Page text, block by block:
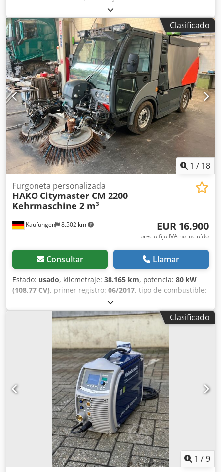
impresión y aplicación de etiquetas de alta precisión, ideal
para líneas de envasado y logística. Marca: MARKEM IMAJE
Modelo: Serie 2200 Crsdszgtw Hepfx Ah Dof Sistema de
aplicación: Kit TAMP BLOW Estado: Usado Año de
fabricación: 2013 Rendimiento máximo: Hasta 125
etiquetas por minuto Cumplimiento de códigos: Códigos
de barras que cumplen con los grados A y B de la norma
ANSI Estándar logístico: Cumple con la norma
internacional GS1 No dude en ponerse en contacto con
nosotros para obtener más información.
Clasificado
1 / 18
Kaufungen 8.502 km
Furgoneta personalizada
HAKO Citymaster CM 2200
Kehrmaschine 2 m³
EUR 16.900
precio fijo IVA no incluído
Consultar Llamar
Estado: usado, kilometraje: 38.165 km, potencia: 80 kW
(108,77 CV), primer registro: 06/2017, tipo de combustible:
, tipo de engranaje:
clase de emisión:Euro 6, volumen del espacio de carga:2
, Año de fabricación:2017, Equipamiento:aire
, Número de vehículo interno: G180456
Crodpfxjy R H Dqo Ah Def Disponible de inmediato en
nuestras instalaciones de Kaufungen. Más información en:
* Golec Nutzfahrzeuge GmbH (alemán, inglés, búlgaro,
ruso) * Viktoria Sologubova (polaco, ruso, ucraniano,
inglés) Fabricante: - Chasis: Hako Citymaster CM 2 - Horas
de funcionamiento del motor: 3.958 h - Kilometraje: 38.165
km - Año de fabricación: 2017 - Combustible: diésel -
Potencia: 80 kW - Peso máximo autorizado: 6.000 kg Sujeto
a errores. Con mucho gusto aceptamos su vehículo usado
como parte del pago. Posibilidad de financiación
directamente en nuestras instalaciones. GOLEC
NUTZFAHRZEUGE GMBH Idiomas que hablamos: alemán,
inglés, español, polaco, ucraniano, ruso, búlgaro.
Clasificado
1 /9